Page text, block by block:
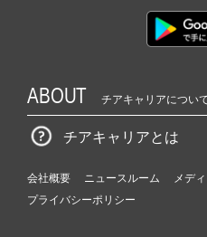
ABOUT チアキャリアについ
チアキャリアとは
会社概要 ニュースルーム
メデ
プライバシーポリシー